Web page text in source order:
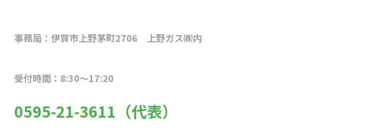
事務局：伊賀市上野茅町2706 上野ガス㈱内
受付時間：8:30～17:20
0595-21-3611（代表）